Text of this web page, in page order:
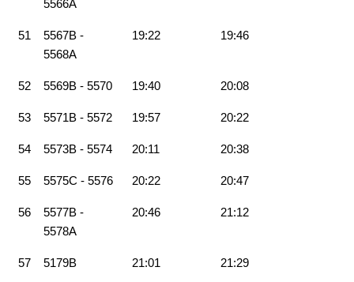
5566A
51
5567B -
5568A
19:22 19:46
52 5569B - 5570 19:40 20:08
53 5571B - 5572 19:57 20:22
54 5573B - 5574 20:11 20:38
55 5575C - 5576 20:22 20:47
56
5577B -
5578A
20:46 21:12
57 5179B 21:01 21:29